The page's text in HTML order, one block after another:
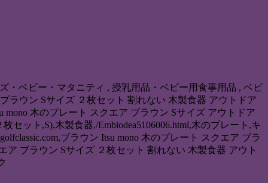
・ベビー・マタニティ , 授乳用品・ベビー用食事用品 , ベビ
ラウン Sサイズ ２枚セット 割れない 木製食器 アウトドア
木のプレート スクエア ブラウン Sサイズ アウトドア
セット,S),木製食器,/Embiodea5106006.html,木のプレート,キ
ブラウン Itsu mono 木のプレート スクエア ブラ
ア ブラウン Sサイズ ２枚セット 割れない 木製食器 アウト